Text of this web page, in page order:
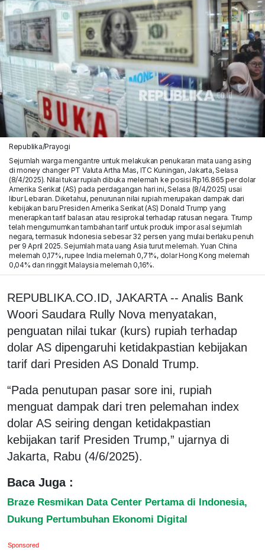
Republika/Prayogi
Sejumlah warga mengantre untuk melakukan penukaran mata uang asing
di money changer PT Valuta Artha Mas, ITC Kuningan, Jakarta, Selasa
(8/4/2025). Nilai tukar rupiah dibuka melemah ke posisi Rp16.865 per dolar
Amerika Serikat (AS) pada perdagangan hari ini, Selasa (8/4/2025) usai
libur Lebaran. Diketahui, penurunan nilai rupiah merupakan dampak dari
kebijakan baru Presiden Amerika Serikat (AS) Donald Trump yang
menerapkan tarif balasan atau resiprokal terhadap ratusan negara. Trump
telah mengumumkan tambahan tarif untuk produk impor asal sejumlah
negara, termasuk Indonesia sebesar 32 persen yang mulai berlaku penuh
per 9 April 2025. Sejumlah mata uang Asia turut melemah. Yuan China
melemah 0,17%, rupee India melemah 0,71%, dolar Hong Kong melemah
0,04% dan ringgit Malaysia melemah 0,16%.
REPUBLIKA.CO.ID, JAKARTA -- Analis Bank
Woori Saudara Rully Nova menyatakan,
penguatan nilai tukar (kurs) rupiah terhadap
dolar AS dipengaruhi ketidakpastian kebijakan
tarif dari Presiden AS Donald Trump.
“Pada penutupan pasar sore ini, rupiah
menguat dampak dari tren pelemahan index
dolar AS seiring dengan ketidakpastian
kebijakan tarif Presiden Trump,” ujarnya di
Jakarta, Rabu (4/6/2025).
Baca Juga :
Braze Resmikan Data Center Pertama di Indonesia,
Dukung Pertumbuhan Ekonomi Digital
Sponsored